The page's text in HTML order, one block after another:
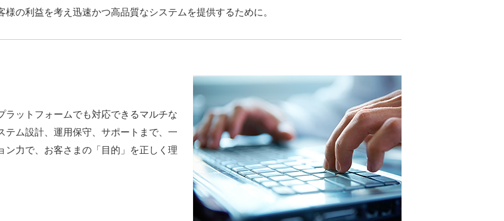
の利益を考え迅速かつ高品質なシステムを提供するために。
ットフォームでも対応できるマルチな
ム設計、運用保守、サポートまで、一
力で、お客さまの「目的」を正しく理